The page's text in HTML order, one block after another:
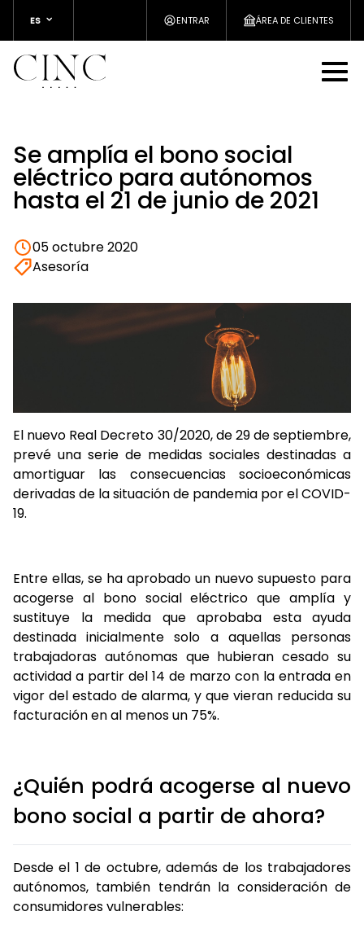
ES ENTRAR ÁREA DE CLIENTES
Se amplía el bono social
eléctrico para autónomos
hasta el 21 de junio de 2021
05 octubre 2020
Asesoría
El nuevo Real Decreto 30/2020, de 29 de septiembre,
prevé una serie de medidas sociales destinadas a
amortiguar las consecuencias socioeconómicas
derivadas de la situación de pandemia por el COVID-
19.
Entre ellas, se ha aprobado un nuevo supuesto para
acogerse al bono social eléctrico que amplía y
sustituye la medida que aprobaba esta ayuda
destinada inicialmente solo a aquellas personas
trabajadoras autónomas que hubieran cesado su
actividad a partir del 14 de marzo con la entrada en
vigor del estado de alarma, y que vieran reducida su
facturación en al menos un 75%.
¿Quién podrá acogerse al nuevo
bono social a partir de ahora?
Desde el 1 de octubre, además de los trabajadores
autónomos, también tendrán la consideración de
consumidores vulnerables: